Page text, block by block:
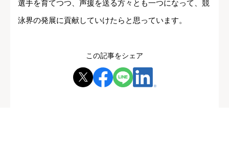
選手を育てつつ、声援を送る方々とも一つになって、競
泳界の発展に貢献していけたらと思っています。
この記事をシェア